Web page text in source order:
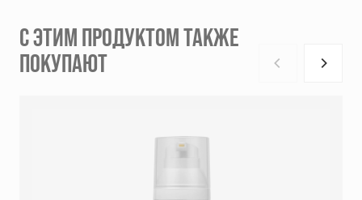
С ЭТИМ ПРОДУКТОМ ТАКЖЕ
ПОКУПАЮТ